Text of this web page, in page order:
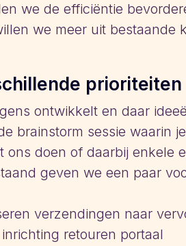
we de efficiëntie
we meer uit bestaande
prioriteiten
ontwikkelt en daar
brainstorm sessie waarin
ons doen of daarbij enkele
geven we een paar
verzendingen naar
retouren portaal